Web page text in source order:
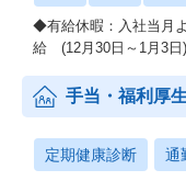
◆有給休暇：入社当月
給 (12月30日～1月3日)
手当・福利厚生
定期健康診断 通